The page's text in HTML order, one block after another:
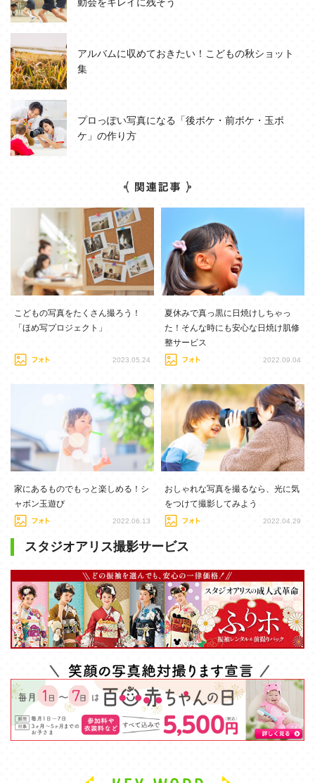
アルバムに収めておきたい！こどもの秋ショット
集
プロっぽい写真になる「後ボケ・前ボケ・玉ボ
ケ」の作り方
こどもの写真をたくさん撮ろう！
「ほめ写プロジェクト」
2023.05.24
夏休みで真っ黒に日焼けしちゃっ
た！そんな時にも安心な日焼け肌修
整サービス
2022.09.04
家にあるものでもっと楽しめる！シ
ャボン玉遊び
2022.06.13
おしゃれな写真を撮るなら、光に気
をつけて撮影してみよう
2022.04.29
スタジオアリス撮影サービス